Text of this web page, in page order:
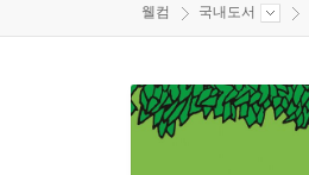
웰컴 국내도서